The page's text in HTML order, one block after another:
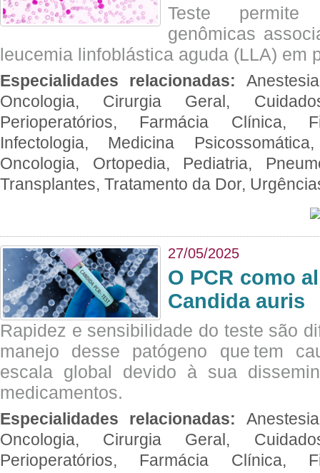
Teste permite
genômicas
leucemia linfoblástica aguda (LLA) em
Especialidades relacionadas:
Oncologia, Cirurgia Geral,
Perioperatórios, Farmácia Clínica,
Infectologia, Medicina
Oncologia, Ortopedia, Pediatria,
Transplantes, Tratamento da Dor,
27/05/2025
O PCR como
Candida auris
Rapidez e sensibilidade do teste são
manejo desse patógeno que tem
escala global devido à sua
medicamentos.
Especialidades relacionadas:
Oncologia, Cirurgia Geral,
Perioperatórios, Farmácia Clínica,